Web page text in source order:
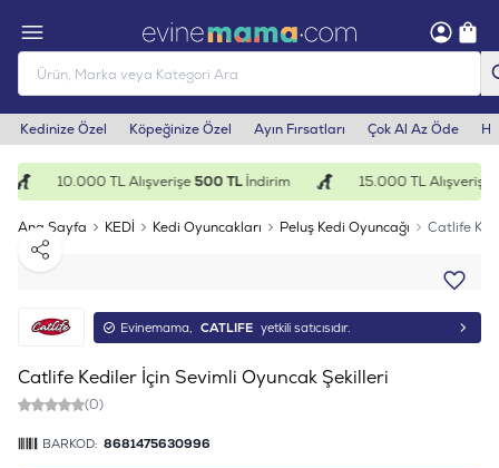
Kedinize Özel Köpeğinize Özel Ayın Fırsatları Çok Al Az Öde
10.000 TL Alışverişe500 TLİndirim 15.000 TL Alışverişe
Ana Sayfa KEDİ Kedi Oyuncakları Peluş Kedi Oyuncağı
Catlife
Paylaş
Evinemama, CATLIFE yetkili satıcısıdır.
Catlife Kediler İçin Sevimli Oyuncak Şekilleri
(0)
BARKOD: 8681475630996